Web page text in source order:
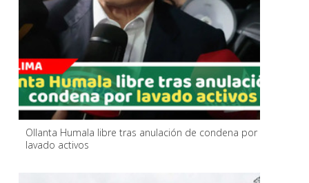
Ollanta Humala libre tras anulación de condena por
lavado activos